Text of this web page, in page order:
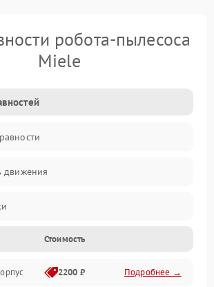
робота-пылесоса
Miele
движения
датчиков
программного обеспечения
Стоимость
2200 ₽ Подробнее →